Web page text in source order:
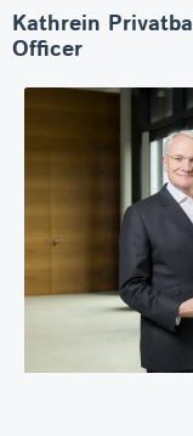
Kathrein
Officer